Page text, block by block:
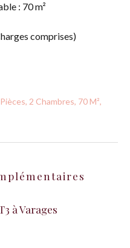
: 70 m²
comprises)
2 Chambres, 70 M²,
à Varages